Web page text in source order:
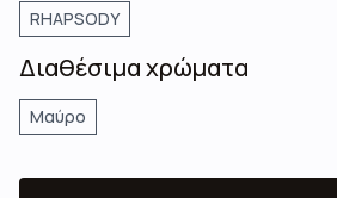
RHAPSODY
Διαθέσιμα χρώματα
Μαύρο